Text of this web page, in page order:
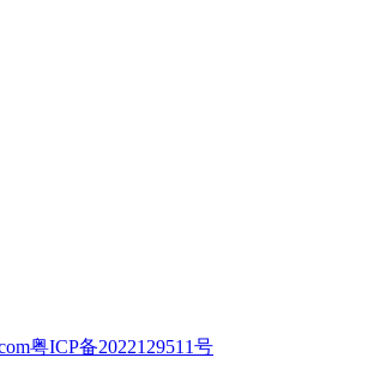
粤ICP备2022129511号